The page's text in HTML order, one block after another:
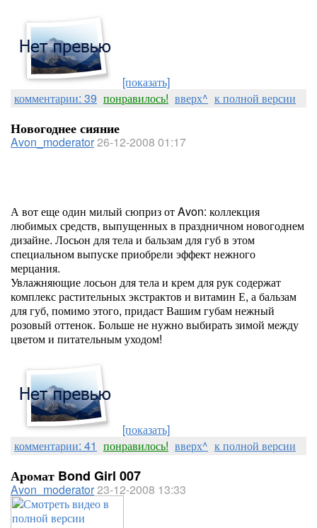
[показать]
комментарии: 39 понравилось! вверх^ к полной версии
Новогоднее сияние
Avon_moderator26-12-2008 01:17
А вот еще один милый сюприз от Avon: коллекция
любимых средств, выпущенных в праздничном новогоднем
дизайне. Лосьон для тела и бальзам для губ в этом
специальном выпуске приобрели эффект нежного
мерцания.
Увлажняющие лосьон для тела и крем для рук содержат
комплекс растительных экстрактов и витамин Е, а бальзам
для губ, помимо этого, придаст Вашим губам нежный
розовый оттенок. Больше не нужно выбирать зимой между
цветом и питательным уходом!
[показать]
комментарии: 41 понравилось! вверх^ к полной версии
Аромат Bond Girl 007
Avon_moderator23-12-2008 13:33